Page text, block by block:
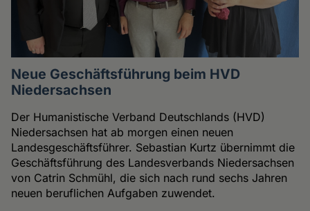
Neue Geschäftsführung beim HVD
Niedersachsen
Der Humanistische Verband Deutschlands (HVD)
Niedersachsen hat ab morgen einen neuen
Landesgeschäftsführer. Sebastian Kurtz übernimmt die
Geschäftsführung des Landesverbands Niedersachsen
von Catrin Schmühl, die sich nach rund sechs Jahren
neuen beruflichen Aufgaben zuwendet.